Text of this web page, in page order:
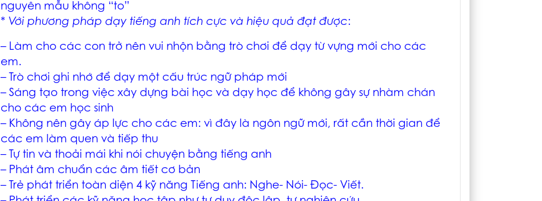
nguyên mẫu không “to”
* Với phương pháp dạy tiếng anh tích cực và hiệu quả đạt được:
– Làm cho các con trở nên vui nhộn bằng trò chơi để dạy từ vựng mới cho các
em.
– Trò chơi ghi nhớ để dạy một cấu trúc ngữ pháp mới
– Sáng tạo trong việc xây dựng bài học và dạy học để không gây sự nhàm chán
cho các em học sinh
– Không nên gây áp lực cho các em: vì đây là ngôn ngữ mới, rất cần thời gian để
các em làm quen và tiếp thu
– Tự tin và thoải mái khi nói chuyện bằng tiếng anh
– Phát âm chuẩn các âm tiết cơ bản
– Trẻ phát triển toàn diện 4 kỹ năng Tiếng anh: Nghe- Nói- Đọc- Viết.